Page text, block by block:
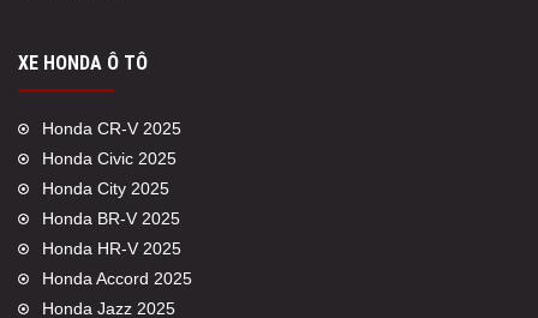
XE HONDA Ô TÔ
Honda CR-V 2025
Honda Civic 2025
Honda City 2025
Honda BR-V 2025
Honda HR-V 2025
Honda Accord 2025
Honda Jazz 2025